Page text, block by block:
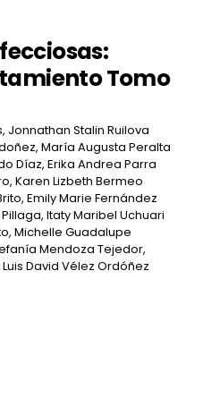
Tomo
Jonnathan Stalin Ruilova
María Augusta Peralta
Díaz, Erika Andrea Parra
Karen Lizbeth Bermeo
Emily Marie Fernández
Itaty Maribel Uchuari
Michelle Guadalupe
Mendoza Tejedor,
David Vélez Ordóñez